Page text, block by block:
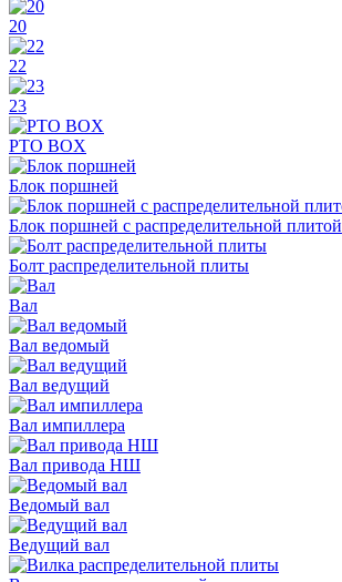
20
22
23
PTO BOX
Блок поршней
Блок поршней c распределительной плитой
Болт распределительной плиты
Вал
Вал ведомый
Вал ведущий
Вал импиллера
Вал привода НШ
Ведомый вал
Ведущий вал